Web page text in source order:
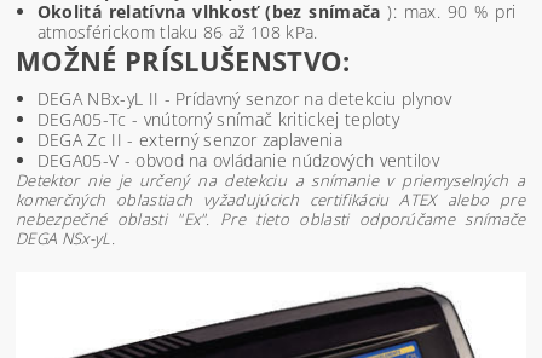
Okolitá relatívna vlhkosť (bez snímača): max. 90 % pri
atmosférickom tlaku 86 až 108 kPa.
MOŽNÉ PRÍSLUŠENSTVO:
DEGA NBx-yL II - Prídavný senzor na detekciu plynov
DEGA05-Tc - vnútorný snímač kritickej teploty
DEGA Zc II - externý senzor zaplavenia
DEGA05-V - obvod na ovládanie núdzových ventilov
Detektor nie je určený na detekciu a snímanie v priemyselných a
komerčných oblastiach vyžadujúcich certifikáciu ATEX alebo pre
nebezpečné oblasti "Ex". Pre tieto oblasti odporúčame snímače
DEGA NSx-yL.